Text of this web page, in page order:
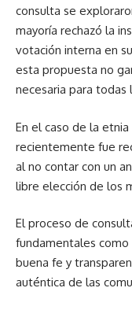
consulta se
mayoría rechazó la
votación interna en
esta propuesta no
necesaria para todas
En el caso de la
recientemente fue
al no contar con un
libre elección de los
El proceso de
fundamentales como
buena fe y
auténtica de las